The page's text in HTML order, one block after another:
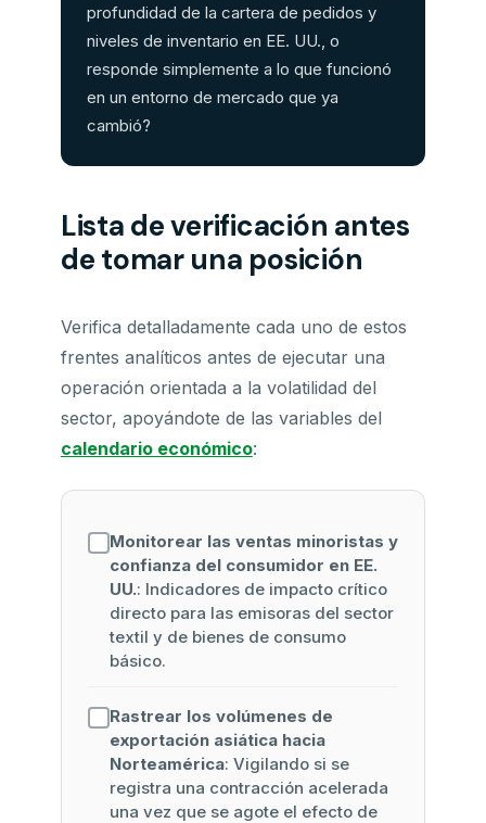
profundidad de la cartera de pedidos y
niveles de inventario en EE. UU., o
responde simplemente a lo que funcionó
en un entorno de mercado que ya
cambió?
Lista de verificación antes
de tomar una posición
Verifica detalladamente cada uno de estos
frentes analíticos antes de ejecutar una
operación orientada a la volatilidad del
sector, apoyándote de las variables del
calendario económico:
Monitorear las ventas minoristas y
confianza del consumidor en EE.
UU.: Indicadores de impacto crítico
directo para las emisoras del sector
textil y de bienes de consumo
básico.
Rastrear los volúmenes de
exportación asiática hacia
Norteamérica: Vigilando si se
registra una contracción acelerada
una vez que se agote el efecto de